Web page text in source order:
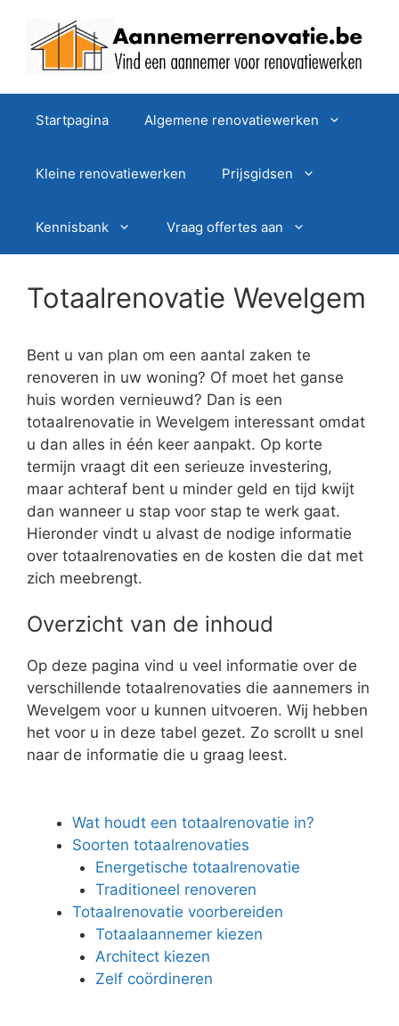
Startpagina Algemene renovatiewerken
Kleine renovatiewerken Prijsgidsen
Kennisbank Vraag offertes aan
Totaalrenovatie Wevelgem
Bent u van plan om een aantal zaken te
renoveren in uw woning? Of moet het ganse
huis worden vernieuwd? Dan is een
totaalrenovatie in Wevelgem interessant omdat
u dan alles in één keer aanpakt. Op korte
termijn vraagt dit een serieuze investering,
maar achteraf bent u minder geld en tijd kwijt
dan wanneer u stap voor stap te werk gaat.
Hieronder vindt u alvast de nodige informatie
over totaalrenovaties en de kosten die dat met
zich meebrengt.
Overzicht van de inhoud
Op deze pagina vind u veel informatie over de
verschillende totaalrenovaties die aannemers in
Wevelgem voor u kunnen uitvoeren. Wij hebben
het voor u in deze tabel gezet. Zo scrollt u snel
naar de informatie die u graag leest.
Wat houdt een totaalrenovatie in?
Soorten totaalrenovaties
Energetische totaalrenovatie
Traditioneel renoveren
Totaalrenovatie voorbereiden
Totaalaannemer kiezen
Architect kiezen
Zelf coördineren